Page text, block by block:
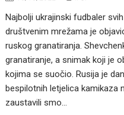
Najbolji ukrajinski fudbaler
društvenim mrežama je
ruskog granatiranja.
granatiranje, a snimak koji je
kojima se suočio. Rusija je
bespilotnih letjelica kamikaza
zaustavili smo…